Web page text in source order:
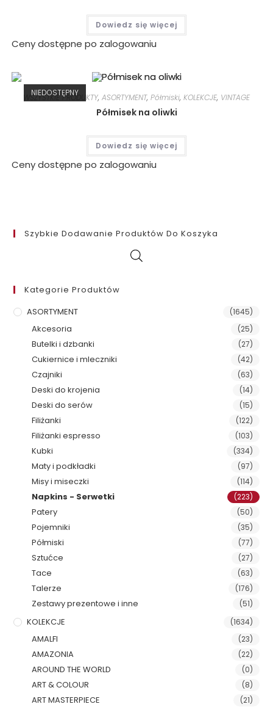
Dowiedz się więcej
Ceny dostępne po zalogowaniu
NIEDOSTĘPNY
WSZYSTKIE PRODUKTY, ASORTYMENT, Półmiski, KOLEKCJE, VINTAGE
Półmisek na oliwki
Dowiedz się więcej
Ceny dostępne po zalogowaniu
Szybkie Dodawanie Produktów Do Koszyka
Kategorie Produktów
ASORTYMENT
(1645)
Akcesoria (25)
Butelki i dzbanki (27)
Cukiernice i mleczniki (42)
Czajniki (63)
Deski do krojenia (14)
Deski do serów (15)
Filiżanki (122)
Filiżanki espresso (103)
Kubki (334)
Maty i podkładki (97)
Misy i miseczki (114)
Napkins - Serwetki (223)
Patery (50)
Pojemniki (35)
Półmiski (77)
Sztućce (27)
Tace (63)
Talerze (176)
Zestawy prezentowe i inne (51)
KOLEKCJE (1634)
AMALFI (23)
AMAZONIA (22)
AROUND THE WORLD (0)
ART & COLOUR (8)
ART MASTERPIECE (21)